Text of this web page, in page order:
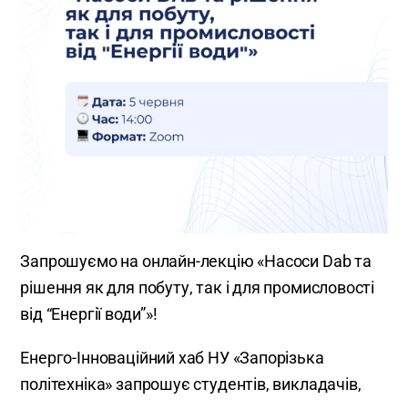
Запрошуємо на онлайн-лекцію «Насоси Dab та
рішення як для побуту, так і для промисловості
від “Енергії води”»!
Енерго-Інноваційний хаб НУ «Запорізька
політехніка» запрошує студентів, викладачів,